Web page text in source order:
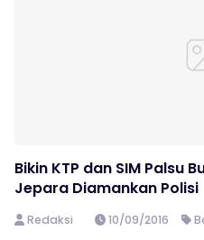
Bikin KTP dan SIM Palsu
Jepara Diamankan Polisi
Redaksi 10/09/2016